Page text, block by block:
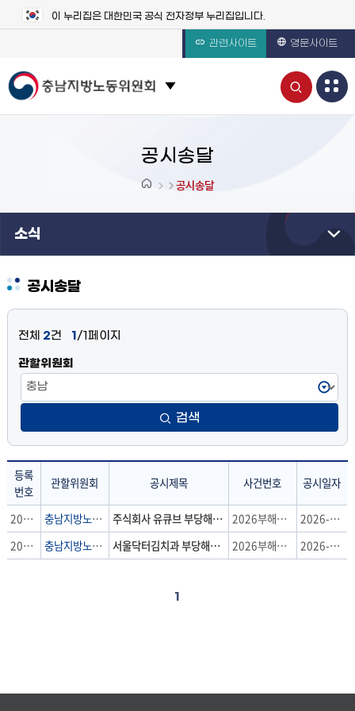
이 누리집은 대한민국 공식 전자정부 누리집입니다.
관련사이트 영문사이트
관련 사이트 목록 보기
통
합
열
공시송달
공시송달
소식
공시송달
전체 2건 1 /1페이지
관할위원회
검색
공
시
송
할
등록
번호
관할위원회 공시제목 사건번호 공시일자
2026-50호 충남지방노동위원회 주식회사 유큐브 부당해고 구제신청 2026부해634
2026-07-29
2026-49호
충남지방노동위원회 서울닥터김치과 부당해고 구제신청 2026부해638 2026-07-29
1